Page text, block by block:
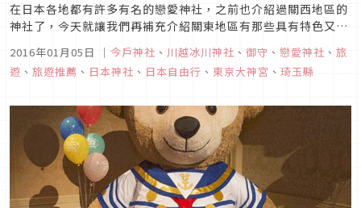
在日本各地都有許多有名的戀愛神社，之前也介紹過關西地區的
神社了，今天就讓我們再補充介紹關東地區有那些具有特色又非
常靈驗的有名戀愛神社吧！東京都東京大神宮位於東京市區，坐
電車至飯田橋車站徒步約10分鐘即可到達。東京大神宮是東京非
常有名祈求姻緣的神社，現在日本廣為流傳的「神前結婚式」，
2016年01月05日 ｜ 今戶神社 、 川越冰川神社 、 御守 、 戀愛神社 、 旅
遊 、 旅遊推薦 、 日本神社 、 日本自由行 、 東京大神宮 、 琦玉縣